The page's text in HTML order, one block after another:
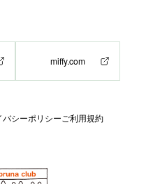
miffy.com
バシーポリシー ご利用規約